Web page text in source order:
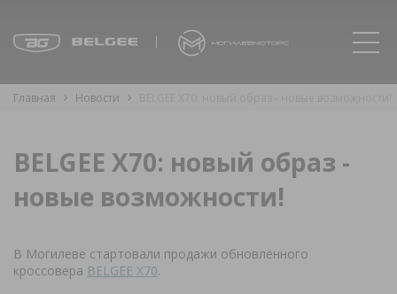
Главная Новости
BELGEE X70: новый образ -
новые возможности!
В Могилеве стартовали продажи обновлённого
кроссовера BELGEE X70.